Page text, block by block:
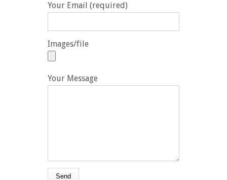
Your Email (required)
Images/file
Your Message